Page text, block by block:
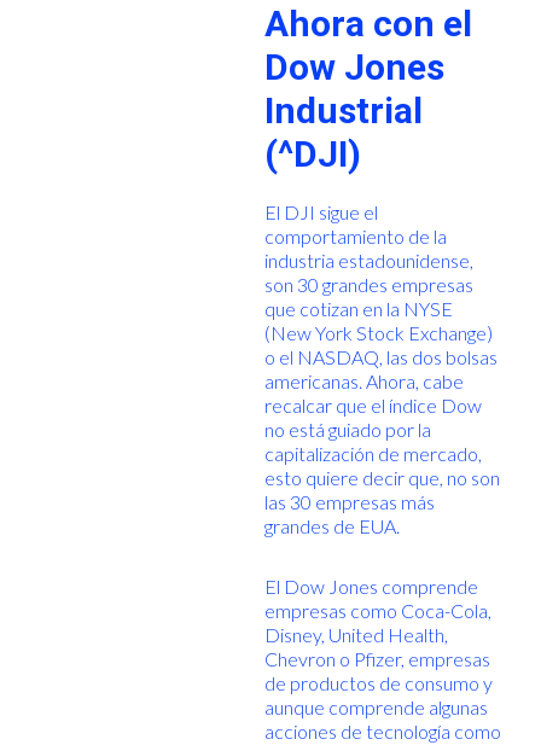
Ahora con el
Dow Jones
Industrial
(^DJI)
El DJI sigue el
comportamiento de la
industria estadounidense,
son 30 grandes empresas
que cotizan en la NYSE
(New York Stock Exchange)
o el NASDAQ, las dos bolsas
americanas. Ahora, cabe
recalcar que el índice Dow
no está guiado por la
capitalización de mercado,
esto quiere decir que, no son
las 30 empresas más
grandes de EUA.
El Dow Jones comprende
empresas como Coca-Cola,
Disney, United Health,
Chevron o Pfizer, empresas
de productos de consumo y
aunque comprende algunas
acciones de tecnología como